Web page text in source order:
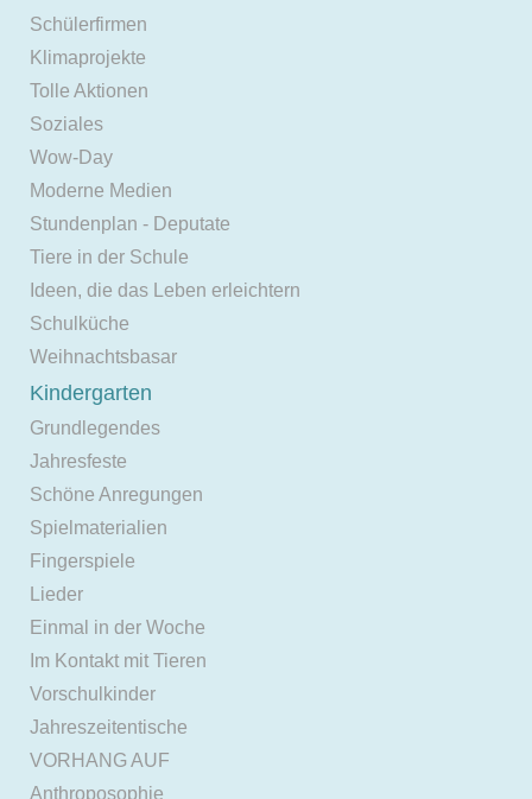
Schülerfirmen
Klimaprojekte
Tolle Aktionen
Soziales
Wow-Day
Moderne Medien
Stundenplan - Deputate
Tiere in der Schule
Ideen, die das Leben erleichtern
Schulküche
Weihnachtsbasar
Kindergarten
Grundlegendes
Jahresfeste
Schöne Anregungen
Spielmaterialien
Fingerspiele
Lieder
Einmal in der Woche
Im Kontakt mit Tieren
Vorschulkinder
Jahreszeitentische
VORHANG AUF
Anthroposophie